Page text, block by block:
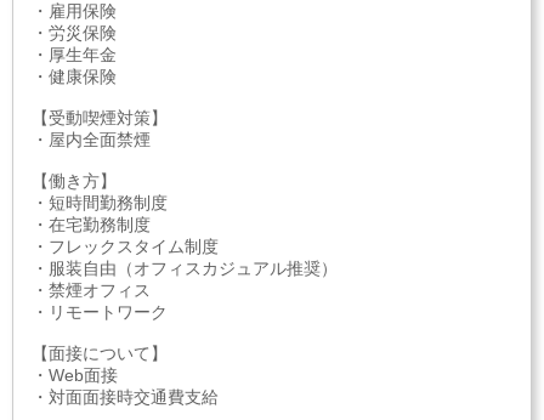
・雇用保険
・労災保険
・厚生年金
・健康保険
【受動喫煙対策】
・屋内全面禁煙
【働き方】
・短時間勤務制度
・在宅勤務制度
・フレックスタイム制度
・服装自由（オフィスカジュアル推奨）
・禁煙オフィス
・リモートワーク
【面接について】
・Web面接
・対面面接時交通費支給